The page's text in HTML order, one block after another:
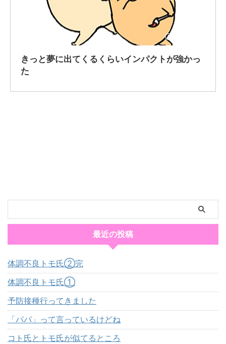
きっと夢に出てくるくらいインパクトが強かっ
た
最近の投稿
体調不良トモ氏②完
体調不良トモ氏①
予防接種行ってきました
「パパ」って言っているけどね
コト氏とトモ氏が似てるところ